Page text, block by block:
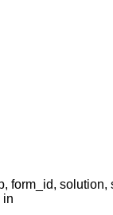
form_id, solution,
in